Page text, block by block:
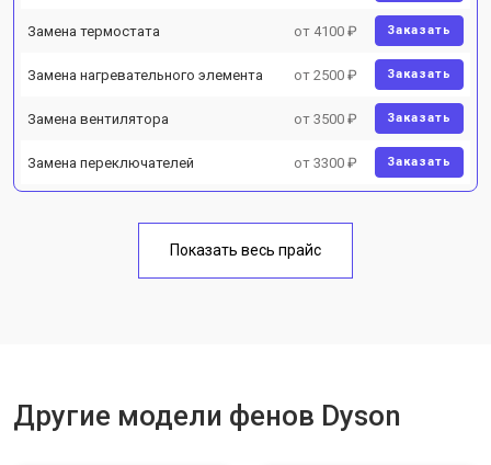
Замена термостата от 4100 ₽ Заказать
Замена нагревательного элемента от 2500 ₽ Заказать
Замена вентилятора от 3500 ₽ Заказать
Замена переключателей от 3300 ₽ Заказать
Показать весь прайс
Другие модели фенов Dyson